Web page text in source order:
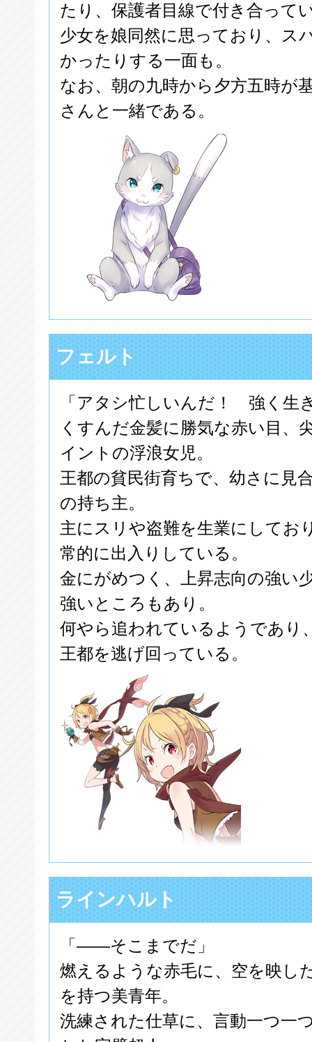
たり、保護者目線で付き合って
少女を娘同然に思っており、ス
かったりする一面も。
なお、朝の九時から夕方五時が
さんと一緒である。
フェルト
「アタシ忙しいんだ！ 強く生
くすんだ金髪に勝気な赤い目、
イントの浮浪女児。
王都の貧民街育ちで、幼さに見
の持ち主。
主にスリや盗難を生業にしてお
常的に出入りしている。
金にがめつく、上昇志向の強い
強いところもあり。
何やら追われているようであり
王都を逃げ回っている。
ラインハルト
「――そこまでだ」
燃えるような赤毛に、空を映し
を持つ美青年。
洗練された仕草に、言動一つ一